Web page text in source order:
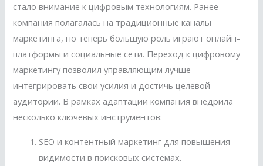
стало внимание к цифровым технологиям. Ранее
компания полагалась на традиционные каналы
маркетинга, но теперь большую роль играют онлайн-
платформы и социальные сети. Переход к цифровому
маркетингу позволил управляющим лучше
интегрировать свои усилия и достичь целевой
аудитории. В рамках адаптации компания внедрила
несколько ключевых инструментов:
SEO и контентный маркетинг для повышения
видимости в поисковых системах.